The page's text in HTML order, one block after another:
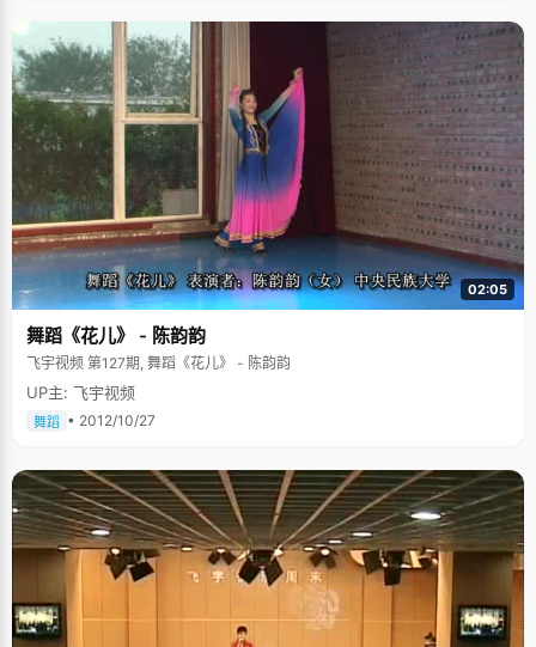
02:05
舞蹈《花儿》 - 陈韵韵
飞宇视频 第127期, 舞蹈《花儿》 - 陈韵韵
UP主: 飞宇视频
舞蹈 • 2012/10/27